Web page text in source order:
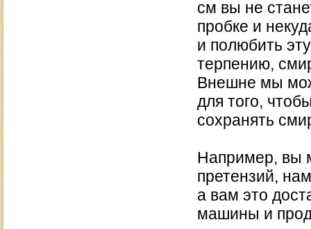
см вы не
пробке и
и полюбить
терпению,
Внешне мы
для того,
сохранять
Например, вы
претензий,
а вам это
машины и